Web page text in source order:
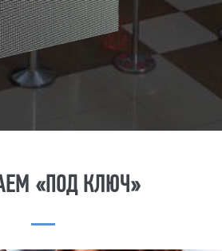
«ПОД КЛЮЧ»